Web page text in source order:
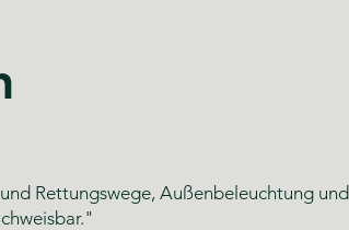
Rettungswege, Außenbeleuchtung und